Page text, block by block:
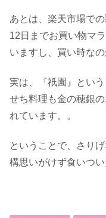
あとは、楽天市場で
12日までお買い物マ
いますし、買い時な
実は、『祇園』とい
せち料理も金の穂銀
れています。。
ということで、さり
構思いがけず食いつ